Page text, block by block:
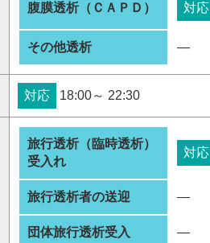
腹膜透析（ＣＡＰＤ） 対応
その他透析 ―
対応 18:00～ 22:30
旅行透析（臨時透析）
受入れ
対応
旅行透析者の送迎 ―
団体旅行透析受入 ―